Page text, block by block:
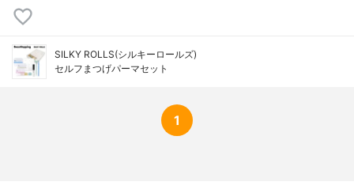
SILKY ROLLS(シルキーロールズ)
セルフまつげパーマセット
1